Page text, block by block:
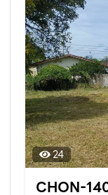
24
CHON-